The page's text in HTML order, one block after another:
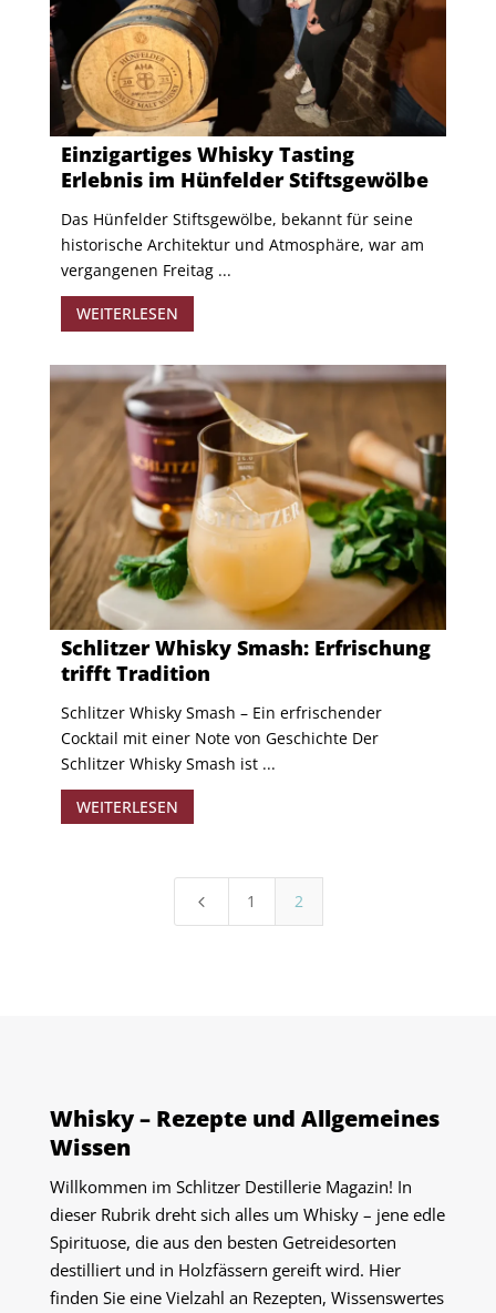
Einzigartiges Whisky Tasting
Erlebnis im Hünfelder Stiftsgewölbe
Das Hünfelder Stiftsgewölbe, bekannt für seine
historische Architektur und Atmosphäre, war am
vergangenen Freitag ...
WEITERLESEN
Schlitzer Whisky Smash: Erfrischung
trifft Tradition
Schlitzer Whisky Smash – Ein erfrischender
Cocktail mit einer Note von Geschichte Der
Schlitzer Whisky Smash ist ...
WEITERLESEN
4 1 2
Whisky – Rezepte und Allgemeines
Wissen
Willkommen im Schlitzer Destillerie Magazin! In
dieser Rubrik dreht sich alles um Whisky – jene edle
Spirituose, die aus den besten Getreidesorten
destilliert und in Holzfässern gereift wird. Hier
finden Sie eine Vielzahl an Rezepten, Wissenswertes